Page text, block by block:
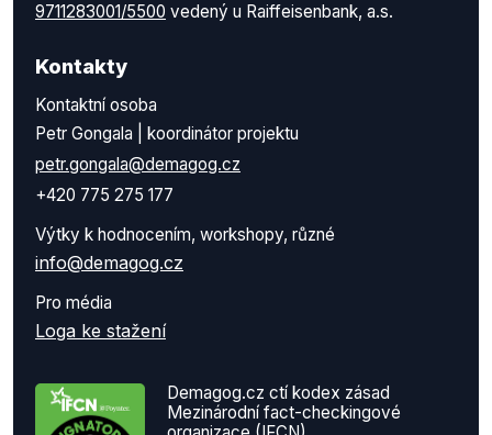
9711283001/5500 vedený u Raiffeisenbank, a.s.
Kontakty
Kontaktní osoba
Petr Gongala | koordinátor projektu
petr.gongala@demagog.cz
+420 775 275 177
Výtky k hodnocením, workshopy, různé
info@demagog.cz
Pro média
Loga ke stažení
Demagog.cz ctí kodex zásad
Mezinárodní fact-checkingové